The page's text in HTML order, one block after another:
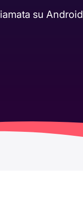
su Android